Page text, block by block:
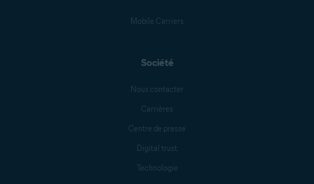
Mobile Carriers
Société
Nous contacter
Carrières
Centre de presse
Digital trust
Technologie